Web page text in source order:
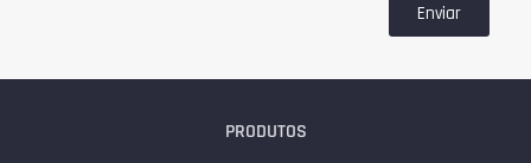
Enviar
PRODUTOS